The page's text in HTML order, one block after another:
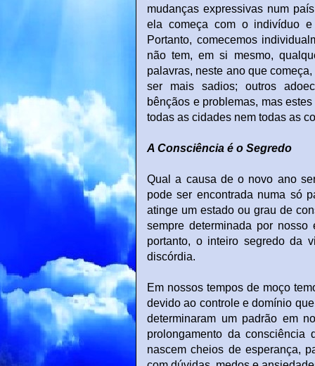
mudanças expressivas num
ela começa com o indivíduo
Portanto, comecemos
não tem, em si mesmo,
palavras, neste ano que
ser mais sadios; outros
bênçãos e problemas, mas
todas as cidades nem todas as
A Consciência é o Segredo
Qual a causa de o novo ano
pode ser encontrada numa só
atinge um estado ou grau de
sempre determinada por
portanto, o inteiro segredo da
discórdia.
Em nossos tempos de moço
devido ao controle e domínio
determinaram um padrão em
prolongamento da
nascem cheios de esperança,